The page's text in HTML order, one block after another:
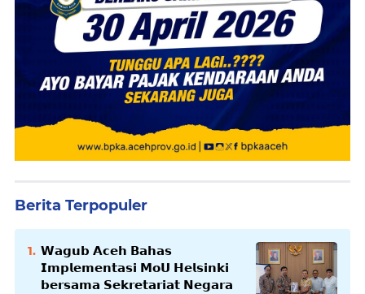
Berita Terpopuler
𝗪𝗮𝗴𝘂𝗯 𝗔𝗰𝗲𝗵 𝗕𝗮𝗵𝗮𝘀
𝗜𝗺𝗽𝗹𝗲𝗺𝗲𝗻𝘁𝗮𝘀𝗶 𝗠𝗼𝗨 𝗛𝗲𝗹𝘀𝗶𝗻𝗸𝗶
𝗯𝗲𝗿𝘀𝗮𝗺𝗮 𝗦𝗲𝗸𝗿𝗲𝘁𝗮𝗿𝗶𝗮𝘁 𝗡𝗲𝗴𝗮𝗿𝗮